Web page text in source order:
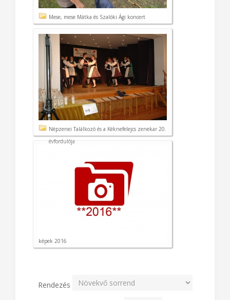
Mese, mese Mátka és Szalóki Ági koncert
Népzenei Találkozó és a Kéknefelejcs zenekar 20.
évfordulója
képek 2016
Rendezés